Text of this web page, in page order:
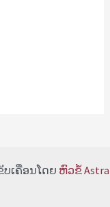
ບເຄື່ອນໂດຍ ຫົວຂໍ້ Astra